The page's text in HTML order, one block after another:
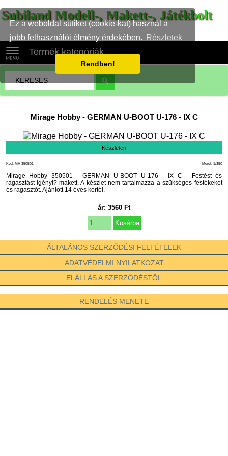
Ez a weboldal sütiket (cookie-kat) használ a
jobb felhasználói élmény érdekében.
Részletek
Rendben!
Subiland Modell-, Makett-, Játékbolt
Termék kategóriák
Mirage Hobby- GERMAN U-BOOT U-176 - IX C
Készleten
Méret: 1/350
Kód: MH-350501
Mirage Hobby 350501 - GERMAN U-BOOT U-176 - IX C - Festést és
ragasztást igényl? makett. A készlet nem tartalmazza a szükséges festékeket
és ragasztót. Ajánlott 14 éves kortól.
ár: 3560 Ft
ÁLTALÁNOS SZERZŐDÉSI FELTÉTELEK
ADATVÉDELMI NYILATKOZAT
ELÁLLÁS A SZERZŐDÉSTŐL
RENDELÉS MENETE